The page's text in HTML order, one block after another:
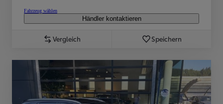
Fahrzeug wählen
Händler kontaktieren
Vergleich Speichern